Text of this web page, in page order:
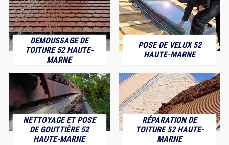
DEMOUSSAGE DE
TOITURE 52 HAUTE-
MARNE
POSE DE VELUX 52
HAUTE-MARNE
NETTOYAGE ET POSE
DE GOUTTIÈRE 52
HAUTE-MARNE
RÉPARATION DE
TOITURE 52 HAUTE-
MARNE